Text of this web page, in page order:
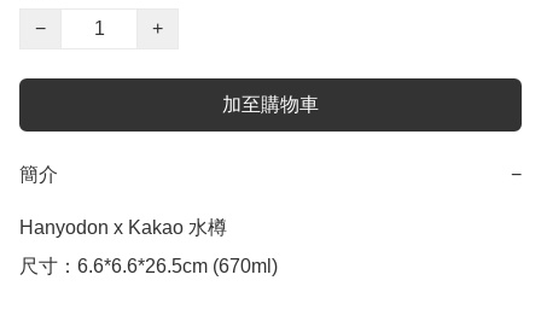
−
+
加至購物車
簡介 −
Hanyodon x Kakao 水樽
尺寸：6.6*6.6*26.5cm (670ml)